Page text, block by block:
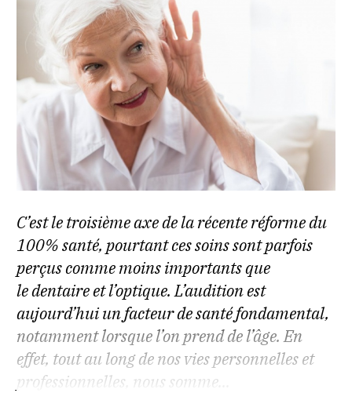
C’est le troisième axe de la récente réforme du
100% santé, pourtant ces soins sont parfois
perçus comme moins importants que
le dentaire et l’optique. L’audition est
aujourd’hui un facteur de santé fondamental,
notamment lorsque l’on prend de l’âge. En
effet, tout au long de nos vies personnelles et
professionnelles, nous somme...